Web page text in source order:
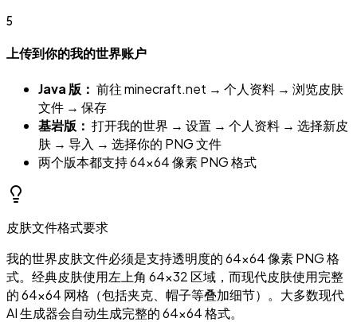
5
上传到你的我的世界账户
Java 版： 前往 minecraft.net → 个人资料 → 浏览皮肤
文件 → 保存
基岩版： 打开我的世界 → 设置 → 个人资料 → 选择新皮
肤 → 导入 → 选择你的 PNG 文件
两个版本都支持 64×64 像素 PNG 格式
皮肤文件格式要求
我的世界皮肤文件必须是支持透明度的 64×64 像素 PNG 格
式。经典皮肤使用左上角 64×32 区域，而现代皮肤使用完整
的 64×64 网格（包括夹克、帽子等叠加细节）。大多数现代
AI 生成器会自动生成完整的 64×64 格式。